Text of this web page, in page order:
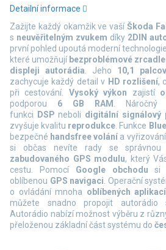
Měrná
cena:
Zažijte každý okamžik ve vaší Škoda
s neuvěřitelným zvukem díky 2DIN
první pohled upoutá moderní technologie
které umožňují bezproblémové
displeji autorádia. Jeho 10,1
zachycuje každý detail v HD rozlišení,
při cestování. Vysoký výkon zajistí
podporou 6 GB RAM . Náročný
funkci
DSP neboli digitální signálový
zvyšuje kvalitu reprodukce. Funkce
bezpečné handsfree volání a
si občas nevíte rady se správnou
zabudovaného GPS modulu, který
cestu. PomocíGoogle obchodu si
oblíbenou GPS navigaci. Operační
o ovládání mnoha oblíbených aplikací
můžete snadno propojit autorádio
Autorádio nabízí možnost výběru z
přeloženou základní část systému do
Detailní informace